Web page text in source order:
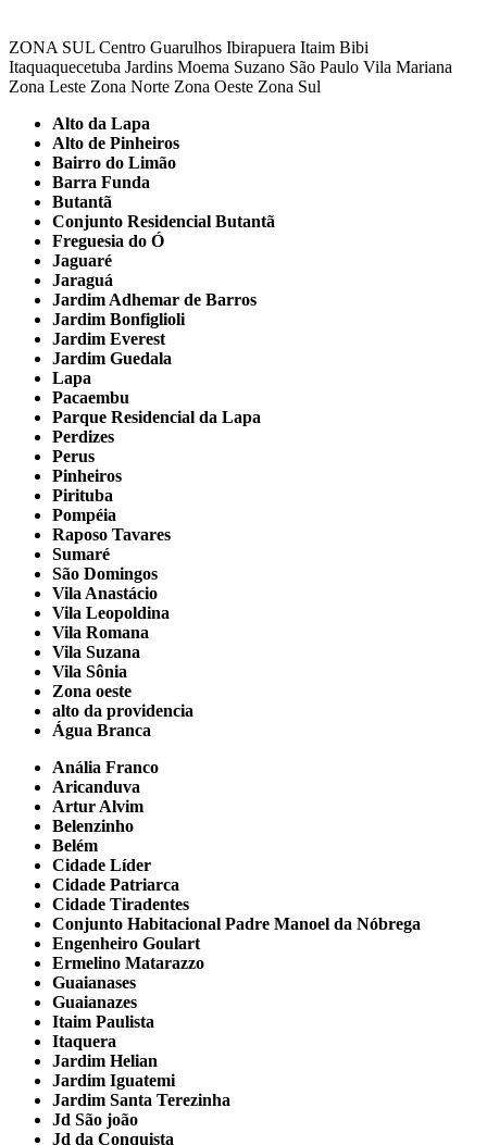
ZONA SUL Centro Guarulhos Ibirapuera Itaim Bibi
Itaquaquecetuba Jardins Moema Suzano São Paulo Vila Mariana
Zona Leste Zona Norte Zona Oeste Zona Sul
Alto da Lapa
Alto de Pinheiros
Bairro do Limão
Barra Funda
Butantã
Conjunto Residencial Butantã
Freguesia do Ó
Jaguaré
Jaraguá
Jardim Adhemar de Barros
Jardim Bonfiglioli
Jardim Everest
Jardim Guedala
Lapa
Pacaembu
Parque Residencial da Lapa
Perdizes
Perus
Pinheiros
Pirituba
Pompéia
Raposo Tavares
Sumaré
São Domingos
Vila Anastácio
Vila Leopoldina
Vila Romana
Vila Suzana
Vila Sônia
Zona oeste
alto da providencia
Água Branca
Anália Franco
Aricanduva
Artur Alvim
Belenzinho
Belém
Cidade Líder
Cidade Patriarca
Cidade Tiradentes
Conjunto Habitacional Padre Manoel da Nóbrega
Engenheiro Goulart
Ermelino Matarazzo
Guaianases
Guaianazes
Itaim Paulista
Itaquera
Jardim Helian
Jardim Iguatemi
Jardim Santa Terezinha
Jd São joão
Jd da Conquista